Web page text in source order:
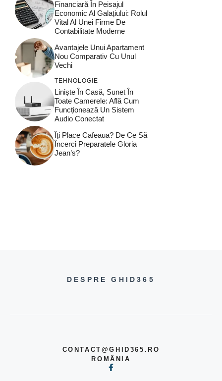
Financiară În Peisajul
Economic Al Galațiului: Rolul
Vital Al Unei Firme De
Contabilitate Moderne
Avantajele Unui Apartament
Nou Comparativ Cu Unul
Vechi
TEHNOLOGIE
Liniște În Casă, Sunet În
Toate Camerele: Află Cum
Funcționează Un Sistem
Audio Conectat
Îți Place Cafeaua? De Ce Să
Încerci Preparatele Gloria
Jean’s?
DESPRE GHID365
CONTACT@GHID365.RO
ROMÂNIA